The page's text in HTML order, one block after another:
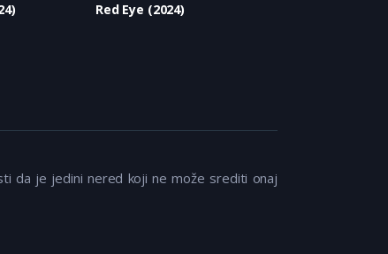
Red Eye (2024)
da je jedini nered koji ne može srediti onaj